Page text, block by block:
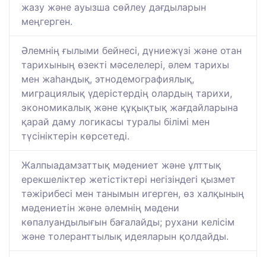
жазу және ауызша сөйлеу дағдыларын
меңгерген.
Әлемнің ғылыми бейнесі, дүниежүзі және отан
тарихының өзекті мәселелері, әлем тарихы
мен жаһандық, этнодемографиялық,
миграциялық үдерістердің олардың тарихи,
экономикалық және құқықтық жағдайларына
қарай даму логикасы туралы білімі мен
түсініктерін көрсетеді.
Жалпыадамзаттық мәдениет және ұлттық
ерекшеліктер жетістіктері негізіндегі қызмет
тәжірибесі мен танымын игерген, өз халқының
мәдениетін және әлемнің мәдени
көпалуандылығын бағалайды; рухани келісім
және толеранттылық идеяларын қолдайды.